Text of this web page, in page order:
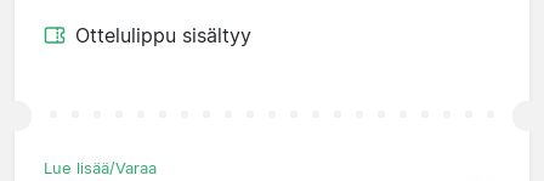
Ottelulippu sisältyy
Lue lisää/Varaa